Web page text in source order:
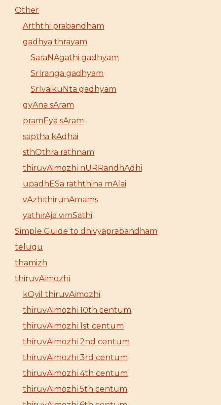
Other
Arththi prabandham
gadhya thrayam
SaraNAgathi gadhyam
SrIranga gadhyam
SrIvaikuNta gadhyam
gyAna sAram
pramEya sAram
saptha kAdhai
sthOthra rathnam
thiruvAimozhi nURRandhAdhi
upadhESa raththina mAlai
vAzhithirunAmams
yathirAja vimSathi
Simple Guide to dhivyaprabandham
telugu
thamizh
thiruvAimozhi
kOyil thiruvAimozhi
thiruvAimozhi 10th centum
thiruvAimozhi 1st centum
thiruvAimozhi 2nd centum
thiruvAimozhi 3rd centum
thiruvAimozhi 4th centum
thiruvAimozhi 5th centum